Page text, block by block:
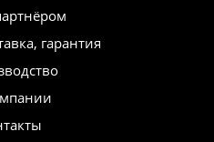
гарантия